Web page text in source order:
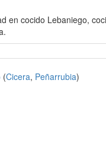
en cocido Lebaniego,
(Cicera, Peñarrubia)